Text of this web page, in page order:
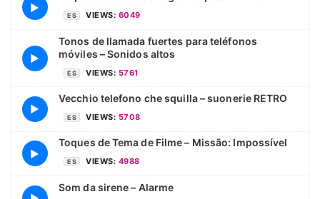
▶
ES VIEWS: 6049
▶
Tonos de llamada fuertes para teléfonos
móviles – Sonidos altos
ES VIEWS: 5761
▶
Vecchio telefono che squilla – suonerie RETRO
ES VIEWS: 5708
▶
Toques de Tema de Filme – Missão: Impossível
ES VIEWS: 4988
Som da sirene – Alarme